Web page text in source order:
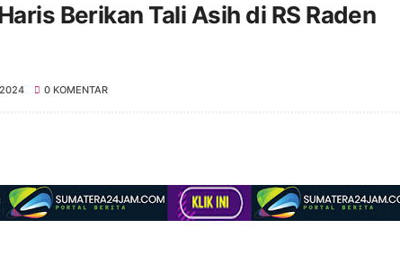
Berikan Tali Asih di RS Raden
0 KOMENTAR
Selamat